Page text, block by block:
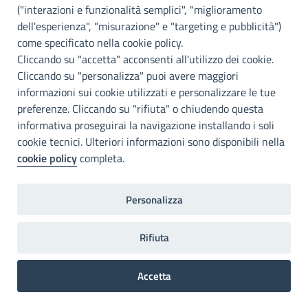
INFO E CONTATTI
I nostri canali social
Accessibilità
Città Metropolitana di Palermo si impegna a rendere il proprio sito
web accessibile, conformemente al D.lgs. 10 agosto 2018, n°106
che ha recepito la direttiva UE 2016/2102 del Parlamento euopeo e
del Consiglio.
Dichiarazione di accessibilità
Preferenze Cookie
("interazioni e funzionalità semplici", "miglioramento
dell'esperienza", "misurazione" e "targeting e pubblicità")
come specificato nella cookie policy.
Cliccando su "accetta" acconsenti all'utilizzo dei cookie.
Cliccando su "personalizza" puoi avere maggiori
informazioni sui cookie utilizzati e personalizzare le tue
preferenze. Cliccando su "rifiuta" o chiudendo questa
informativa proseguirai la navigazione installando i soli
cookie tecnici. Ulteriori informazioni sono disponibili nella
cookie policycompleta.
Personalizza
Rifiuta
Accetta